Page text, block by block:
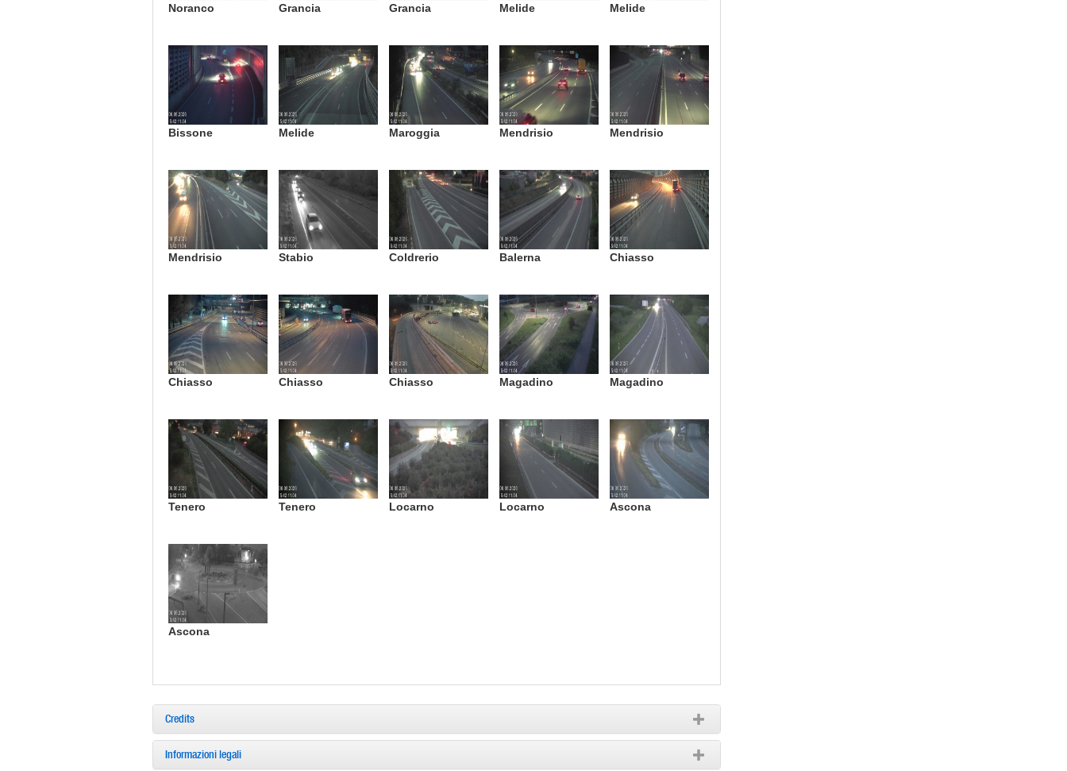
Noranco Grancia Grancia Melide Melide
Bissone Melide Maroggia Mendrisio Mendrisio
Mendrisio Stabio Coldrerio Balerna Chiasso
Chiasso Chiasso Chiasso Magadino Magadino
Tenero Tenero Locarno Locarno Ascona
Ascona
Credits
Informazioni legali